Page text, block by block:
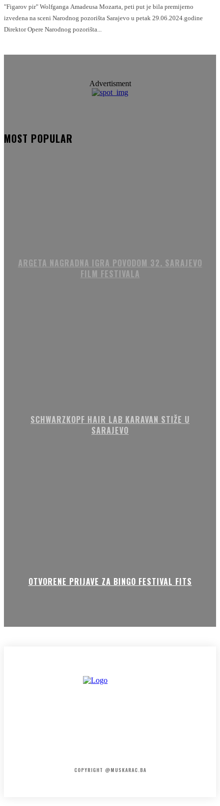
"Figarov pir" Wolfganga Amadeusa Mozarta, peti put je bila premijerno
izvedena na sceni Narodnog pozorišta Sarajevo u petak 29.06.2024.godine
Direktor Opere Narodnog pozorišta...
Advertisment
MOST POPULAR
ARGETA NAGRADNA IGRA POVODOM 32. SARAJEVO
FILM FESTIVALA
SCHWARZKOPF HAIR LAB KARAVAN STIŽE U
SARAJEVO
OTVORENE PRIJAVE ZA BINGO FESTIVAL FITS
COPYRIGHT @MUSKARAC.BA